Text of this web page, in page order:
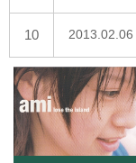
10 2013.02.06